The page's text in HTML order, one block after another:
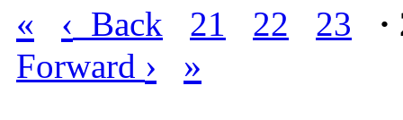
« ‹ Back 21 22 23
Forward › »